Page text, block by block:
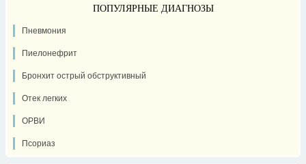
ПОПУЛЯРНЫЕ ДИАГНОЗЫ
Пневмония
Пиелонефрит
Бронхит острый обструктивный
Отек легких
ОРВИ
Псориаз